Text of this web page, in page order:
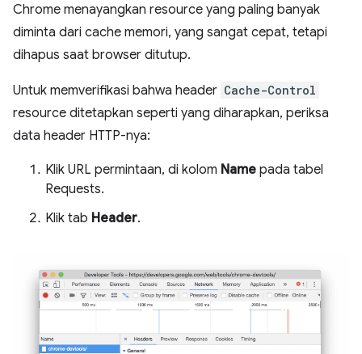
Chrome menayangkan resource yang paling banyak
diminta dari cache memori, yang sangat cepat, tetapi
dihapus saat browser ditutup.
Untuk memverifikasi bahwa header Cache-Control
resource ditetapkan seperti yang diharapkan, periksa
data header HTTP-nya:
Klik URL permintaan, di kolom Name pada tabel
Requests.
Klik tab Header.